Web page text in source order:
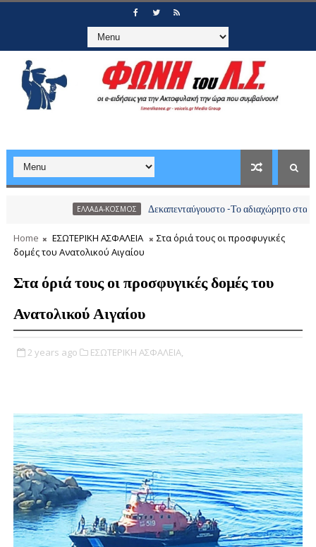
ΕΛΛΑΔΑ-ΚΟΣΜΟΣ Δεκαπενταύγουστο -Το αδιαχώρητο στα λιμάνια,
Home ΕΣΩΤΕΡΙΚΗ ΑΣΦΑΛΕΙΑ
Στα όριά τους οι προσφυγικές
δομές του Ανατολικού Αιγαίου
Στα όριά τους οι προσφυγικές δομές του
Ανατολικού Αιγαίου
2 years ago ΕΣΩΤΕΡΙΚΗ ΑΣΦΑΛΕΙΑ,